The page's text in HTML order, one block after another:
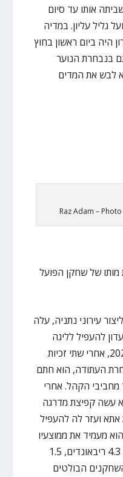
שהשביתה אותו עד סיום
גליל עליון. במדיה
היה ביום ראשון בחוץ
בנבחרת הנוער
לבש את המדים
Raz Adam –
מותו של שחקן הפועל
עירוני נתניה, עלה
להעפיל לליגה
הלאומית כשחקן מוביל. בקיץ 2020, אחרי שתי זכיות
העתודה, הוא חתם
הקהל. אחרי
עשה קפיצת מדרגה
אתא ועזר לה להעפיל
מעמיד את ממוצעיו
הטובים בקריירה: 12.0 נקודות, 4.3 ריבאונדים, 1.5
היה מהשחקנים הבולטים